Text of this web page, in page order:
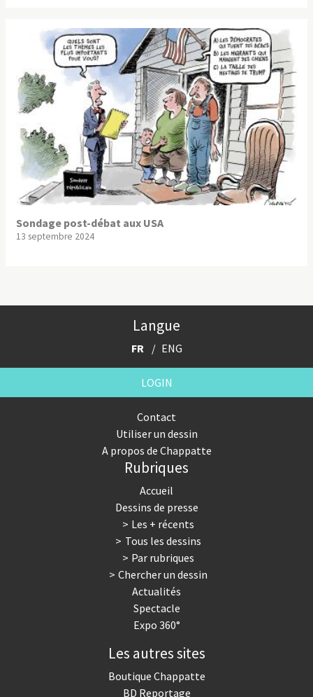
Sondage post-débat aux USA
13 septembre 2024
Langue
FR ENG
LOGIN
Contact
Utiliser un dessin
A propos de Chappatte
Rubriques
Accueil
Dessins de presse
Les + récents
Tous les dessins
Par rubriques
Chercher un dessin
Actualités
Spectacle
Expo 360°
Les autres sites
Boutique Chappatte
BD Reportage